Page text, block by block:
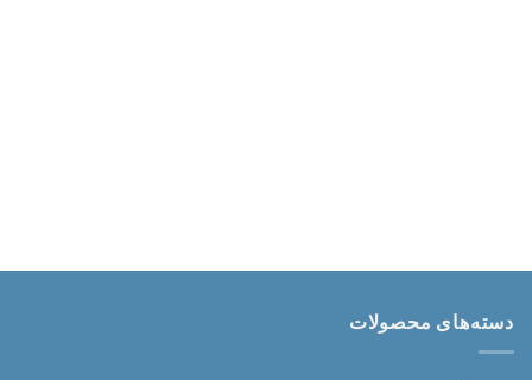
دسته‌های محصولات